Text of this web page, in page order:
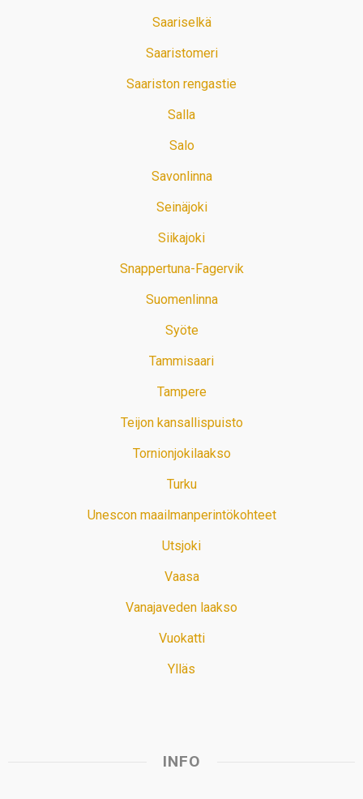
Saariselkä
Saaristomeri
Saariston rengastie
Salla
Salo
Savonlinna
Seinäjoki
Siikajoki
Snappertuna-Fagervik
Suomenlinna
Syöte
Tammisaari
Tampere
Teijon kansallispuisto
Tornionjokilaakso
Turku
Unescon maailmanperintökohteet
Utsjoki
Vaasa
Vanajaveden laakso
Vuokatti
Ylläs
INFO